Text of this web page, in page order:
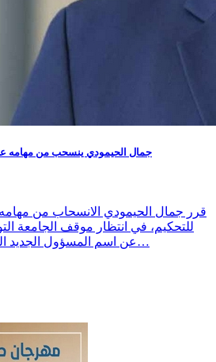
جمال الحيمودي ينسحب من مهامه
قرر جمال الحيمودي الانسحاب من
للتحكيم، في انتظار موقف الجامعة
عن اسم المسؤول الجديد الذي سيتولى الإشراف على…